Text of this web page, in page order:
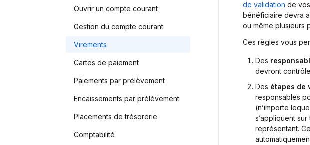
de validation de
bénéficiaire devra
ou même plusieurs
Ces règles vous
Des
devront
Des étapes de
responsables
(n’importe
s’appliquent
représentant.
Ouvrir un compte courant
Gestion du compte courant
Virements
Cartes de paiement
Paiements par prélèvement
Encaissements par prélèvement
Placements de trésorerie
Comptabilité